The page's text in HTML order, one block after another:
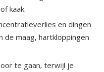
kaak.
en dingen
de maag, hartkloppingen
te gaan, terwijl je